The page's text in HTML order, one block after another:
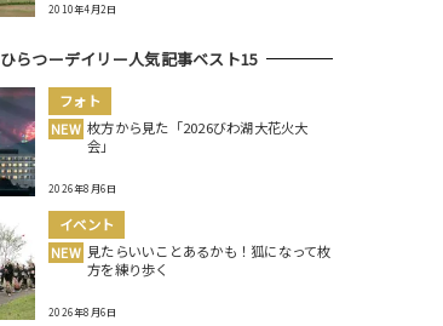
2010年4月2日
ひらつーデイリー人気記事ベスト15
フォト
NEW 枚方から見た「2026びわ湖大花火大
会」
2026年8月6日
イベント
NEW 見たらいいことあるかも！狐になって枚
方を練り歩く
2026年8月6日